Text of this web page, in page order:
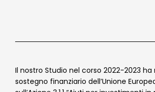
Il nostro Studio nel corso 2022-2023 ha
sostegno finanziario dell’Unione